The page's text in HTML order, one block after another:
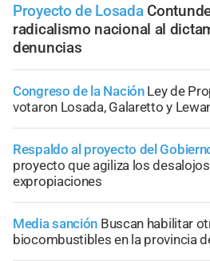
Proyecto de Losada
radicalismo nacional al
denuncias
Congreso de la Nación Ley de
votaron Losada, Galaretto y
Respaldo al proyecto del
proyecto que agiliza los
expropiaciones
Media sanción Buscan habilitar
biocombustibles en la provincia